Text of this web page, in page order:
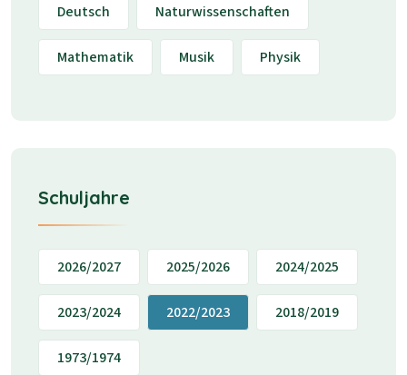
Deutsch Naturwissenschaften
Mathematik Musik Physik
Schuljahre
2026/2027 2025/2026 2024/2025
2023/2024 2022/2023 2018/2019
1973/1974